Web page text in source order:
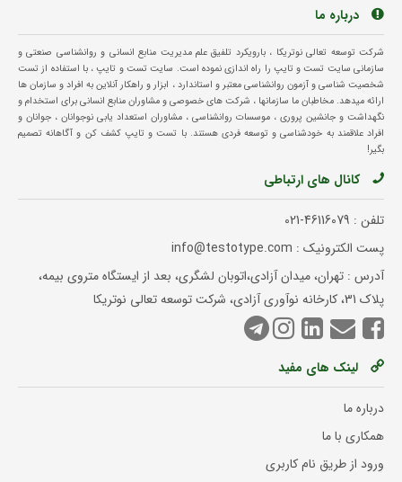
درباره ما
شرکت توسعه تعالی نوتریکا ، بارویکرد تلفیق علم مدیریت منابع انسانی و روانشناسی صنعتی و
سازمانی سایت تست و تایپ را راه اندازی نموده است. سایت تست و تایپ ، با استفاده از تست
شخصیت شناسی و آزمون روانشناسی معتبر و استاندارد ، ابزار و راهکار آنلاین به افراد و سازمان ها
ارائه میدهد. مخاطبان ما سازمانها ، شرکت های خصوصی و مشاوران منابع انسانی برای استخدام و
نگهداشت و جانشین پروری ، موسسات روانشناسی ، مشاوران استعداد یابی نوجوانان ، جوانان و
افراد علاقمند به خودشناسی و توسعه فردی هستند. با تست و تایپ کشف کن و آگاهانه تصمیم
بگیر!
کانال های ارتباطی
تلفن : 021-46116079
پست الکترونیک : info@testotype.com
آدرس : تهران، میدان آزادی،اتوبان لشگری، بعد از ایستگاه متروی بیمه،
پلاک 31، کارخانه نوآوری آزادی، شرکت توسعه تعالی نوتریکا
لینک های مفید
درباره ما
همکاری با ما
ورود از طریق نام کاربری